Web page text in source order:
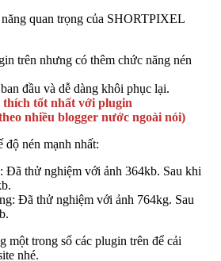
quan trọng của SHORTPIXEL
trên nhưng có thêm chức năng nén
đầu và dễ dàng khôi phục lại.
tốt nhất với plugin
nhiều blogger nước ngoài nói)
nén mạnh nhất:
Đã thử nghiệm với ảnh 364kb. Sau khi
Đã thử nghiệm với ảnh 764kg. Sau
một trong số các plugin trên để cải
nhé.